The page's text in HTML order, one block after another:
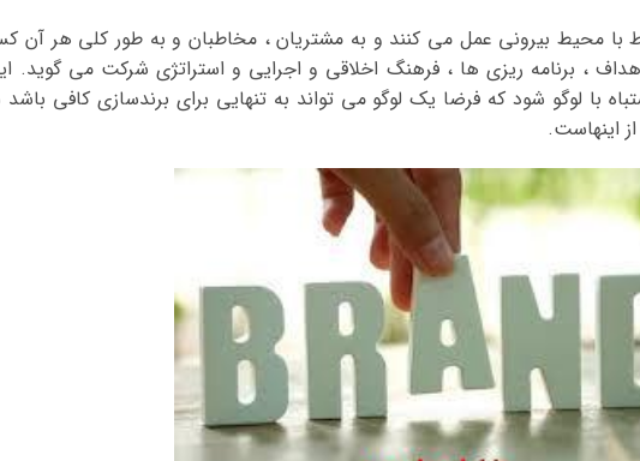
با محیط بیرونی عمل می کنند و به مشتریان ، مخاطبان و به طور کلی هر آن
، برنامه ریزی ها ، فرهنگ اخلاقی و اجرایی و استراتژی شرکت می گوید.
با لوگو شود که فرضا یک لوگو می تواند به تنهایی برای برندسازی کافی باشد
اینهاست.